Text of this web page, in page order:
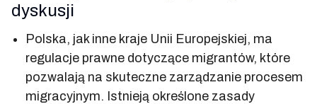
dyskusji
Polska, jak inne kraje Unii Europejskiej, ma
regulacje prawne dotyczące migrantów, które
pozwalają na skuteczne zarządzanie procesem
migracyjnym. Istnieją określone zasady